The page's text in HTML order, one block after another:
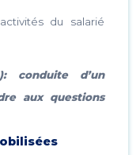
du salarié
conduite d’un
aux questions